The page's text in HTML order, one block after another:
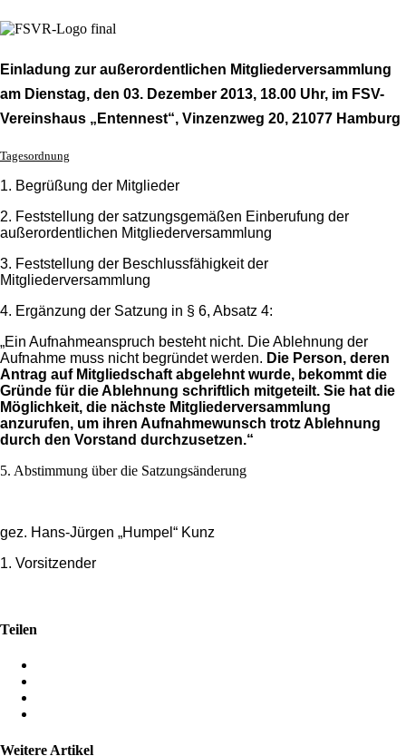
Einladung zur außerordentlichen Mitgliederversammlung
am Dienstag, den 03. Dezember 2013, 18.00 Uhr, im FSV-
Vereinshaus „Entennest“, Vinzenzweg 20, 21077 Hamburg
Tagesordnung
1. Begrüßung der Mitglieder
2. Feststellung der satzungsgemäßen Einberufung der
außerordentlichen Mitgliederversammlung
3. Feststellung der Beschlussfähigkeit der
Mitgliederversammlung
4. Ergänzung der Satzung in § 6, Absatz 4:
„Ein Aufnahmeanspruch besteht nicht. Die Ablehnung der
Aufnahme muss nicht begründet werden. Die Person, deren
Antrag auf Mitgliedschaft abgelehnt wurde, bekommt die
Gründe für die Ablehnung schriftlich mitgeteilt. Sie hat die
Möglichkeit, die nächste Mitgliederversammlung
anzurufen, um ihren Aufnahmewunsch trotz Ablehnung
durch den Vorstand durchzusetzen.“
5. Abstimmung über die Satzungsänderung
gez. Hans-Jürgen „Humpel“ Kunz
1. Vorsitzender
Teilen
Weitere Artikel